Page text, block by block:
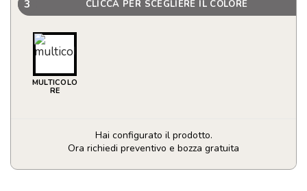
3 CLICCA PER SCEGLIERE IL COLORE
MULTICOLO
RE
Hai configurato il prodotto.
Ora richiedi preventivo e bozza gratuita
Set